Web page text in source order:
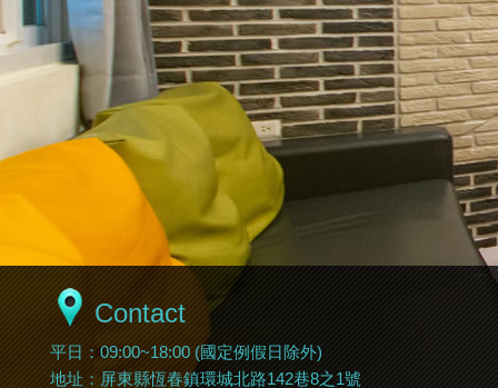
Contact
平日：09:00~18:00 (國定例假日除外)
地址：屏東縣恆春鎮環城北路142巷8之1號